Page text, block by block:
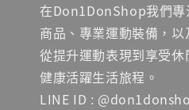
在Don1DonShop我們專
商品、專業運動裝備，
從提升運動表現到享受
健康活躍生活旅程。
LINE ID :